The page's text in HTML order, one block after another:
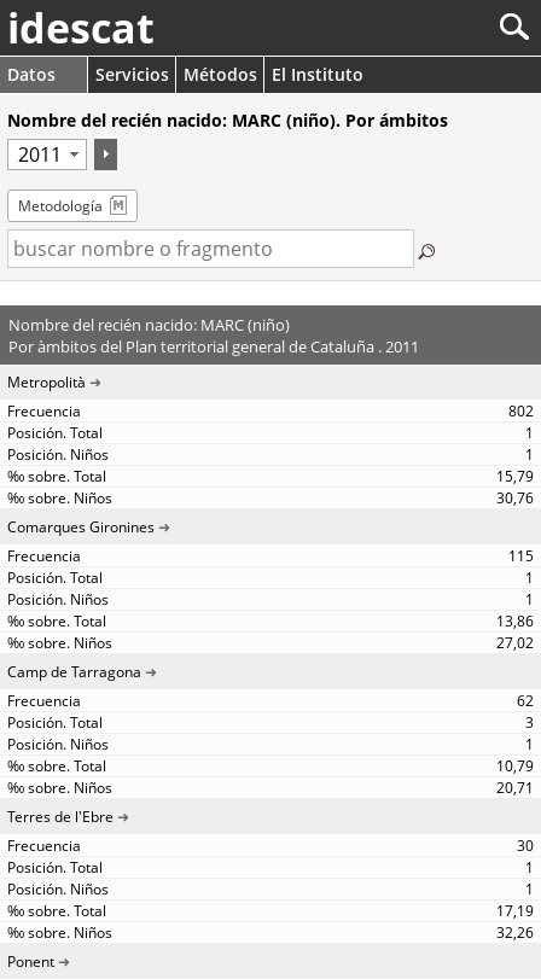
idescat
Datos Servicios Métodos
El Instituto
Nombre del recién nacido: MARC (niño). Por ámbitos
Metodología
Nombre del recién nacido: MARC (niño)
Por àmbitos del Plan territorial general de Cataluña . 2011
Metropolità
802
1
1
15,79
30,76
Comarques Gironines
115
1
1
13,86
27,02
Camp de Tarragona
62
3
1
10,79
20,71
Terres de l'Ebre
30
1
1
17,19
32,26
Ponent